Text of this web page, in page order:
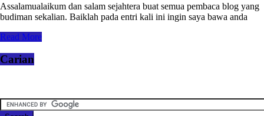
Assalamualaikum dan salam sejahtera buat semua pembaca blog yang
budiman sekalian. Baiklah pada entri kali ini ingin saya bawa anda
Read More
Carian